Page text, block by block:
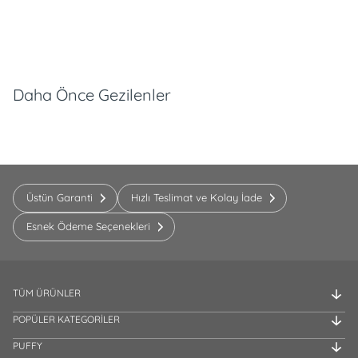
Daha Önce Gezilenler
Üstün Garanti Hızlı Teslimat ve Kolay İade
Esnek Ödeme Seçenekleri
TÜM ÜRÜNLER
POPÜLER KATEGORİLER
PUFFY